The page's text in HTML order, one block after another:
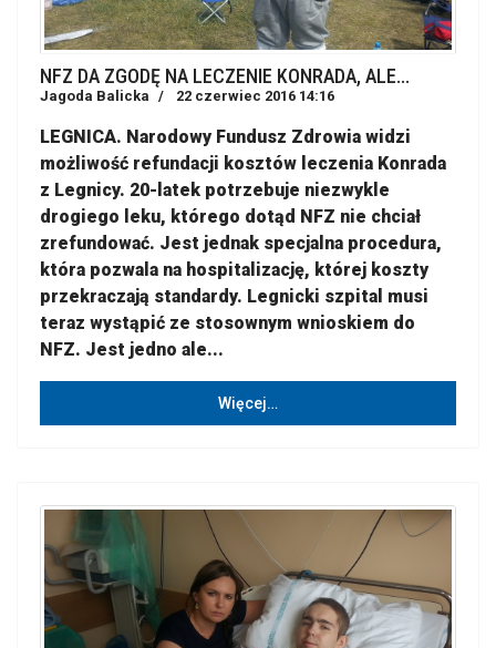
NFZ DA ZGODĘ NA LECZENIE KONRADA, ALE...
Jagoda Balicka 22 czerwiec 2016 14:16
LEGNICA. Narodowy Fundusz Zdrowia widzi
możliwość refundacji kosztów leczenia Konrada
z Legnicy. 20-latek potrzebuje niezwykle
drogiego leku, którego dotąd NFZ nie chciał
zrefundować. Jest jednak specjalna procedura,
która pozwala na hospitalizację, której koszty
przekraczają standardy. Legnicki szpital musi
teraz wystąpić ze stosownym wnioskiem do
NFZ. Jest jedno ale...
Więcej…